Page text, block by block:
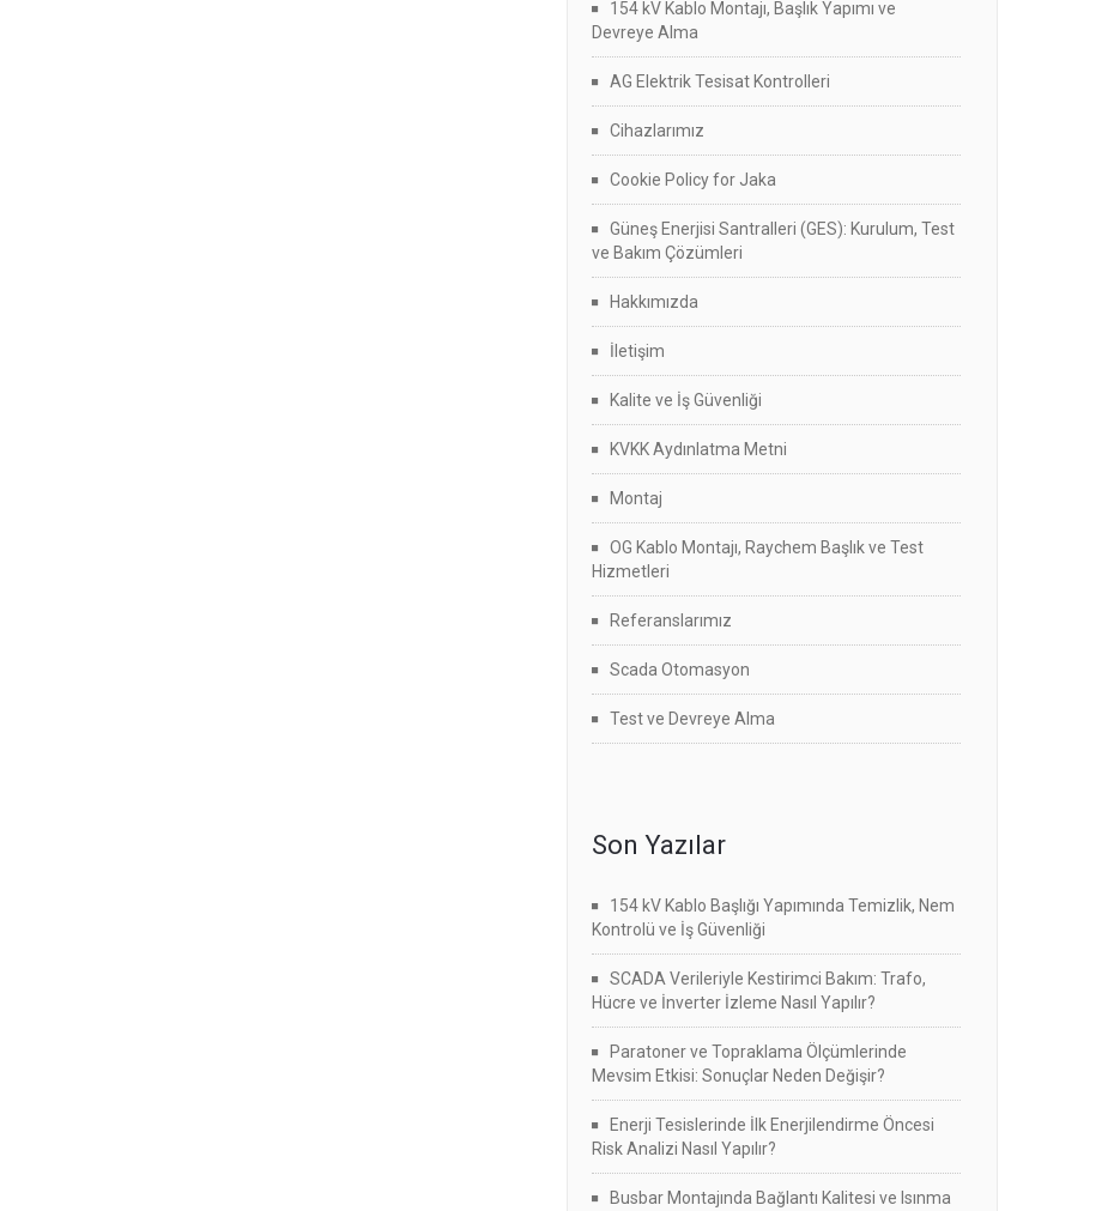
154 kV Kablo Montajı, Başlık Yapımı ve
Devreye Alma
AG Elektrik Tesisat Kontrolleri
Cihazlarımız
Cookie Policy for Jaka
Güneş Enerjisi Santralleri (GES): Kurulum, Test
ve Bakım Çözümleri
Hakkımızda
İletişim
Kalite ve İş Güvenliği
KVKK Aydınlatma Metni
Montaj
OG Kablo Montajı, Raychem Başlık ve Test
Hizmetleri
Referanslarımız
Scada Otomasyon
Test ve Devreye Alma
Son Yazılar
154 kV Kablo Başlığı Yapımında Temizlik, Nem
Kontrolü ve İş Güvenliği
SCADA Verileriyle Kestirimci Bakım: Trafo,
Hücre ve İnverter İzleme Nasıl Yapılır?
Paratoner ve Topraklama Ölçümlerinde
Mevsim Etkisi: Sonuçlar Neden Değişir?
Enerji Tesislerinde İlk Enerjilendirme Öncesi
Risk Analizi Nasıl Yapılır?
Busbar Montajında Bağlantı Kalitesi ve Isınma